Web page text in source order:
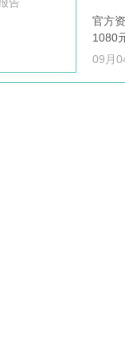
官方
1080
09月